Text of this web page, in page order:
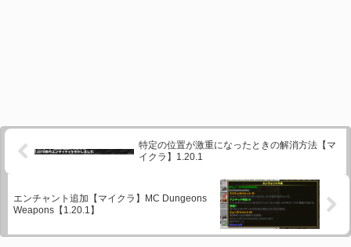
特定の位置が激重になったときの解消方法【マ
イクラ】1.20.1
エンチャント追加【マイクラ】MC Dungeons
Weapons【1.20.1】